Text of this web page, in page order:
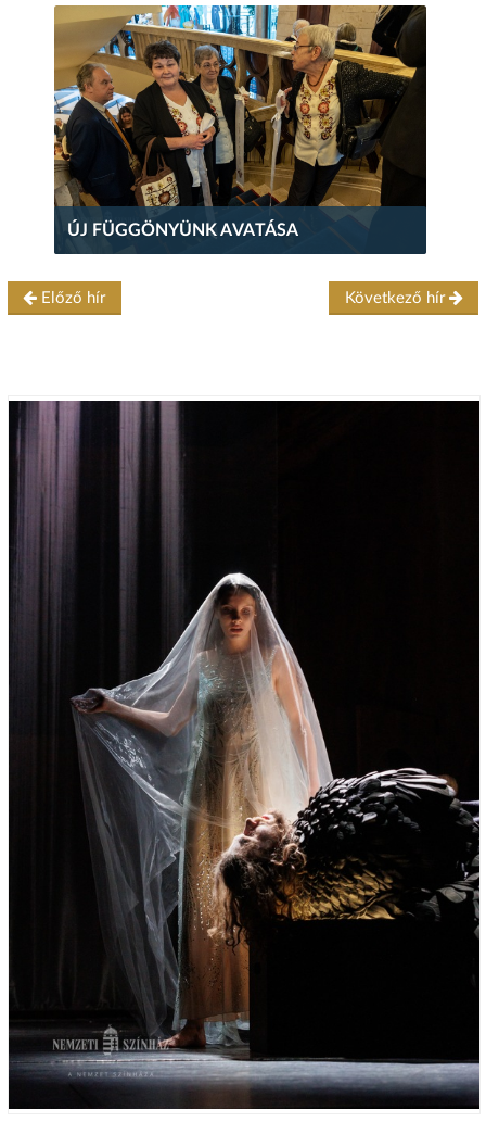
ÚJ FÜGGÖNYÜNK AVATÁSA
Előző hír Következő hír